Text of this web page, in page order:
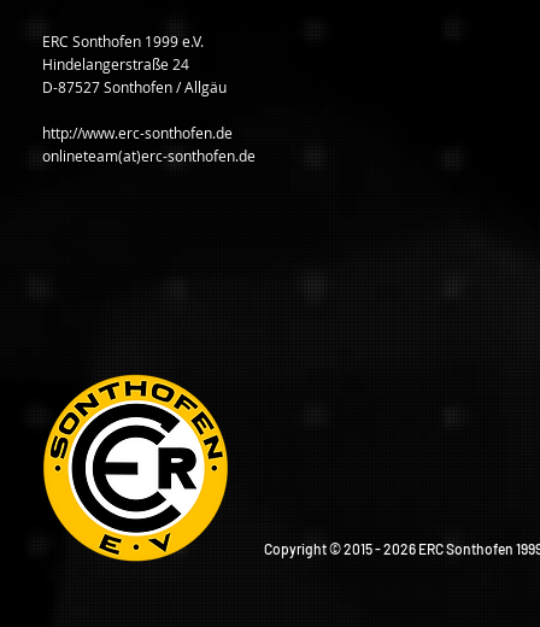
ERC Sonthofen 1999 e.V.
Hindelangerstraße 24
D-87527 Sonthofen / Allgäu
http://www.erc-sonthofen.de
onlineteam(at)erc-sonthofen.de
Copyright © 2015 - 2026 ERC Sonthofen